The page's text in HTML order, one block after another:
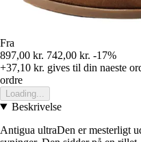
Fra
897,00 kr. 742,00 kr. -17%
+37,10 kr. gives til din naeste
ordre
Loading...
Beskrivelse
Antigua ultraDen er mesterligt